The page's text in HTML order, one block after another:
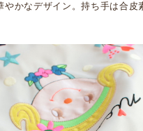
やかなデザイン。持ち手は合